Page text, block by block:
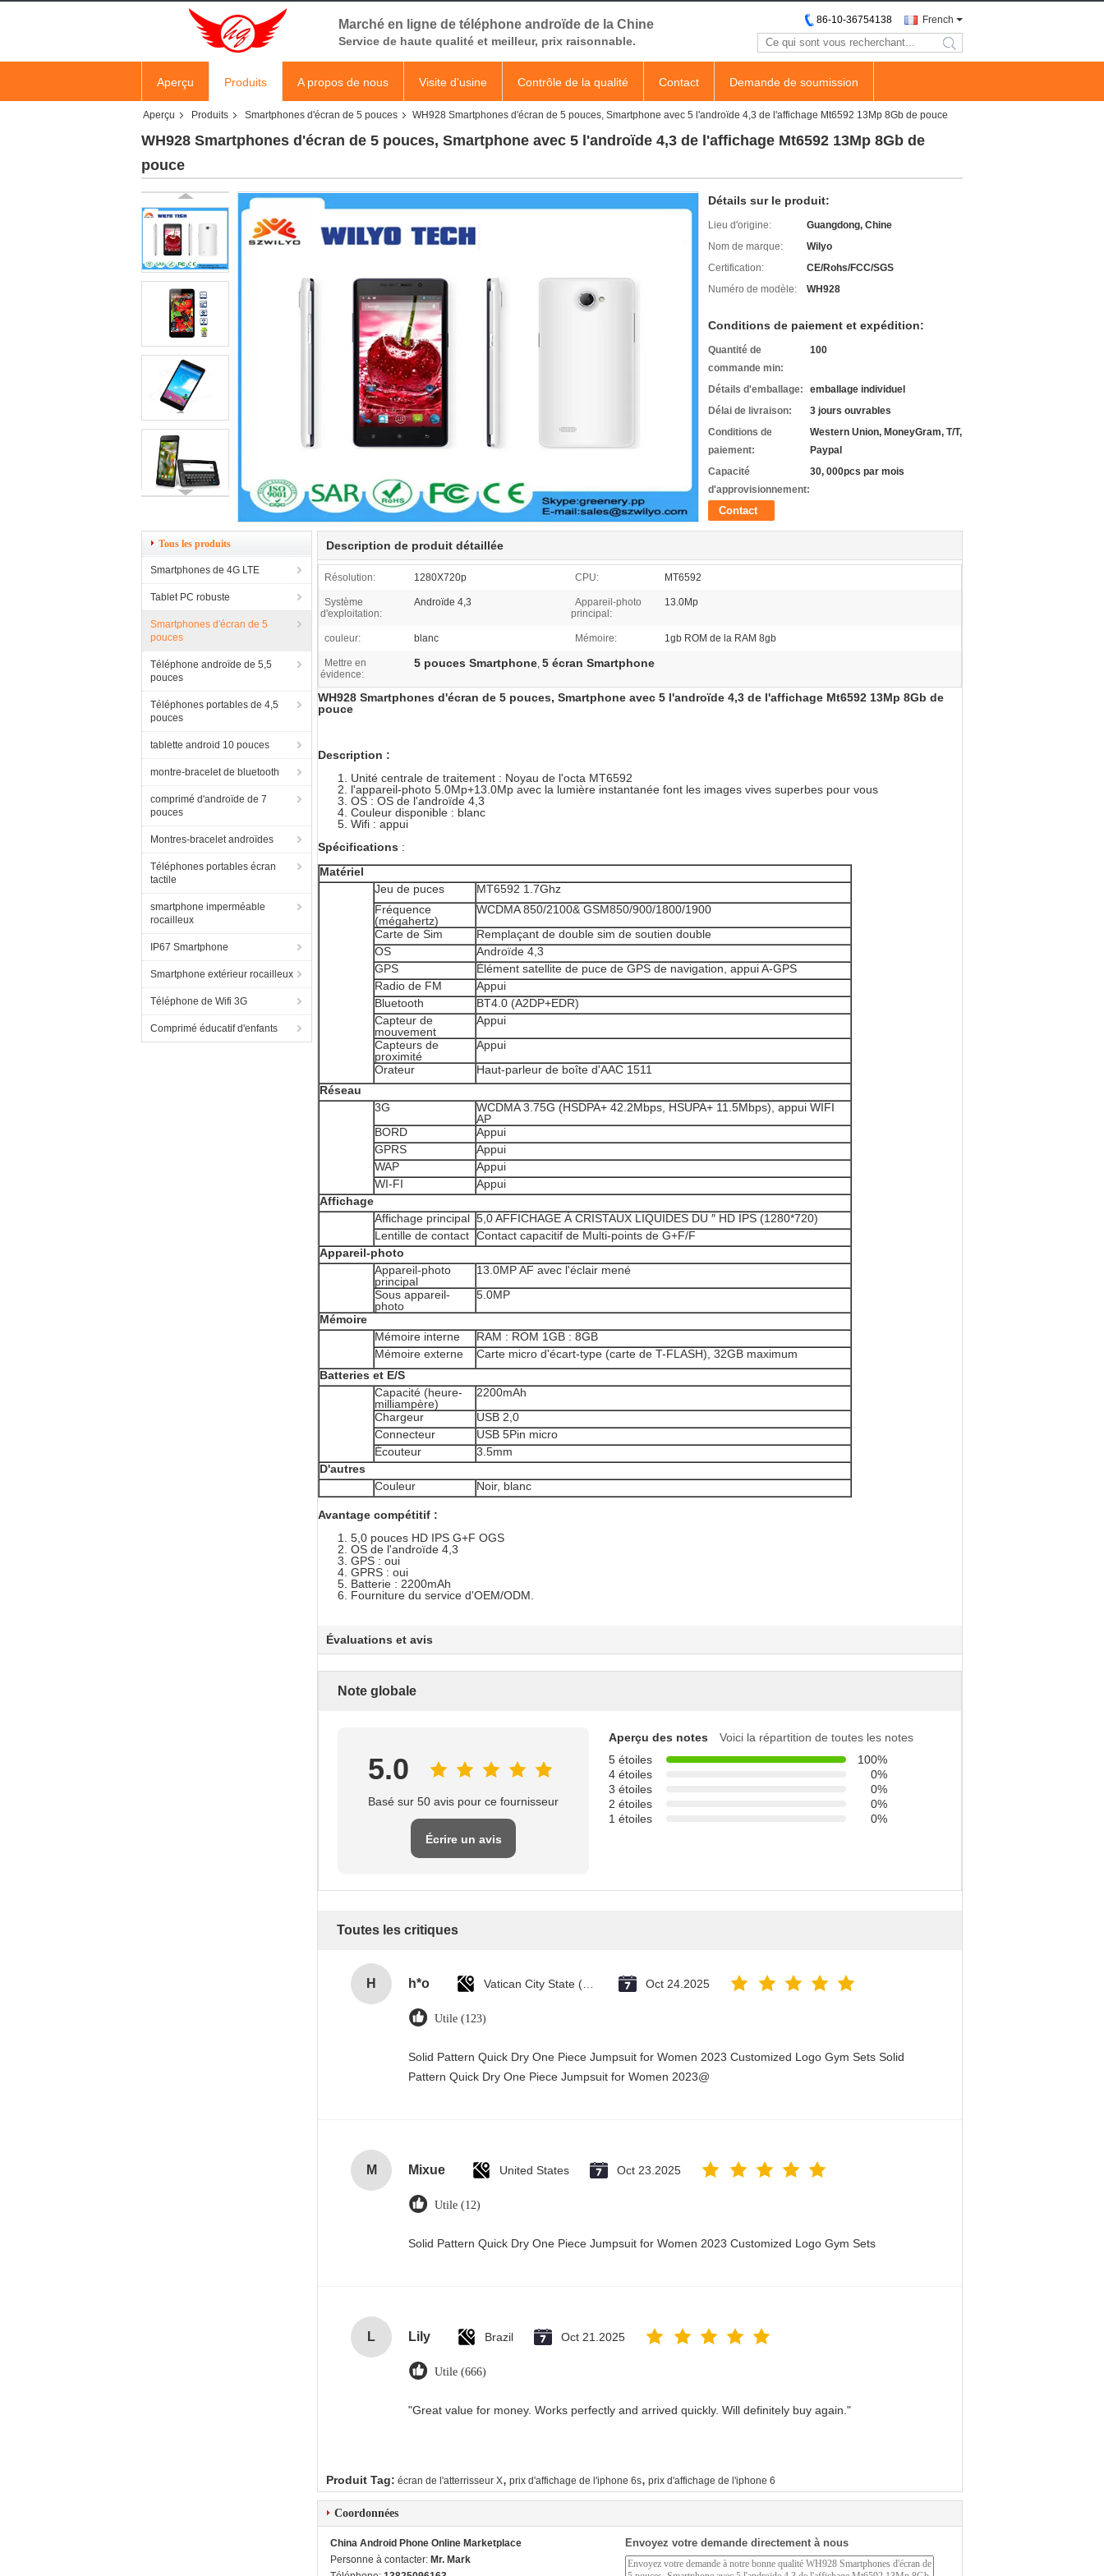
Marché en ligne de téléphone androïde de la Chine
Service de haute qualité et meilleur, prix raisonnable.
French
86-10-36754138
search
Aperçu Produits A propos de nous Visite d'usine Contrôle de la qualité Contact Demande de soumission
Aperçu Produits Smartphones d'écran de 5 pouces WH928 Smartphones d'écran de 5 pouces, Smartphone avec 5 l'androïde 4,3 de l'affichage Mt6592 13Mp 8Gb de pouce
WH928 Smartphones d'écran de 5 pouces, Smartphone avec 5 l'androïde 4,3 de l'affichage Mt6592 13Mp 8Gb de
pouce
Détails sur le produit:
Lieu d'origine:
Guangdong, Chine
Nom de marque:
Wilyo
Certification:
CE/Rohs/FCC/SGS
Numéro de modèle:
WH928
Conditions de paiement et expédition:
Quantité de
commande min:
100
Détails d'emballage:
emballage individuel
Délai de livraison:
3 jours ouvrables
Conditions de
paiement:
Western Union, MoneyGram, T/T,
Paypal
Capacité
d'approvisionnement:
30, 000pcs par mois
Contact
Tous les produits
Smartphones de 4G LTE
Tablet PC robuste
Smartphones d'écran de 5
pouces
Téléphone androïde de 5,5
pouces
Téléphones portables de 4,5
pouces
tablette android 10 pouces
montre-bracelet de bluetooth
comprimé d'androïde de 7
pouces
Montres-bracelet androïdes
Téléphones portables écran
tactile
smartphone imperméable
rocailleux
IP67 Smartphone
Smartphone extérieur rocailleux
Téléphone de Wifi 3G
Comprimé éducatif d'enfants
Description de produit détaillée
Résolution: 1280X720p CPU: MT6592
Système
d'exploitation:
Androïde 4,3
Appareil-photo
principal:
13.0Mp
couleur: blanc Mémoire: 1gb ROM de la RAM 8gb
Mettre en
évidence:
5 pouces Smartphone, 5 écran Smartphone
WH928 Smartphones d'écran de 5 pouces, Smartphone avec 5 l'androïde 4,3 de l'affichage Mt6592 13Mp 8Gb de
pouce
Description :
Unité centrale de traitement : Noyau de l'octa MT6592
l'appareil-photo 5.0Mp+13.0Mp avec la lumière instantanée font les images vives superbes pour vous
OS : OS de l'androïde 4,3
Couleur disponible : blanc
Wifi : appui
Spécifications :
Matériel
Jeu de puces
MT6592 1.7Ghz
Fréquence
(mégahertz)
WCDMA 850/2100& GSM850/900/1800/1900
Carte de Sim
Remplaçant de double sim de soutien double
OS
Androïde 4,3
GPS
Élément satellite de puce de GPS de navigation, appui A-GPS
Radio de FM
Appui
Bluetooth
BT4.0 (A2DP+EDR)
Capteur de
mouvement
Appui
Capteurs de
proximité
Appui
Orateur
Haut-parleur de boîte d'AAC 1511
Réseau
3G
WCDMA 3.75G (HSDPA+ 42.2Mbps, HSUPA+ 11.5Mbps), appui WIFI
AP
BORD
Appui
GPRS
Appui
WAP
Appui
WI-FI
Appui
Affichage
Affichage principal 5,0 AFFICHAGE À CRISTAUX LIQUIDES DU ″ HD IPS (1280*720)
Lentille de contact Contact capacitif de Multi-points de G+F/F
Appareil-photo
Appareil-photo
principal
13.0MP AF avec l'éclair mené
Sous appareil-
photo
5.0MP
Mémoire
Mémoire interne
RAM : ROM 1GB : 8GB
Mémoire externe
Carte micro d'écart-type (carte de T-FLASH), 32GB maximum
Batteries et E/S
Capacité (heure-
milliampère)
2200mAh
Chargeur
USB 2,0
Connecteur
USB 5Pin micro
Écouteur
3.5mm
D'autres
Couleur
Noir, blanc
Avantage compétitif :
5,0 pouces HD IPS G+F OGS
OS de l'androïde 4,3
GPS : oui
GPRS : oui
Batterie : 2200mAh
Fourniture du service d'OEM/ODM.
Évaluations et avis
Note globale
5.0
Basé sur 50 avis pour ce fournisseur
Écrire un avis
Aperçu des notes
Voici la répartition de toutes les notes
5 étoiles
100%
4 étoiles
0%
3 étoiles
0%
2 étoiles
0%
1 étoiles
0%
Toutes les critiques
H h*o Oct 24.2025
Utile (123)
Solid Pattern Quick Dry One Piece Jumpsuit for Women 2023 Customized Logo Gym Sets Solid
Pattern Quick Dry One Piece Jumpsuit for Women 2023@
M Mixue United States Oct 23.2025
Utile (12)
Solid Pattern Quick Dry One Piece Jumpsuit for Women 2023 Customized Logo Gym Sets
L Lily Brazil Oct 21.2025
Utile (666)
"Great value for money. Works perfectly and arrived quickly. Will definitely buy again."
Produit Tag: écran de l'atterrisseur X, prix d'affichage de l'iphone 6s, prix d'affichage de l'iphone 6
Coordonnées
China Android Phone Online Marketplace
Personne à contacter: Mr. Mark
Envoyez votre demande directement à nous